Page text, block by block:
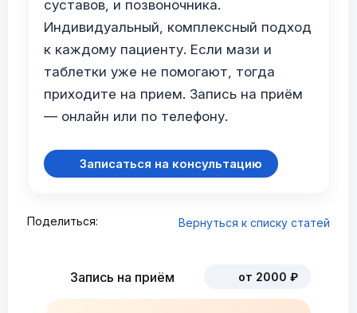
суставов, и позвоночника.
Индивидуальный, комплексный подход
к каждому пациенту. Если мази и
таблетки уже не помогают, тогда
приходите на прием. Запись на приём
— онлайн или по телефону.
Записаться на консультацию
Поделиться: Вернуться к списку статей
Запись на приём от 2000 ₽